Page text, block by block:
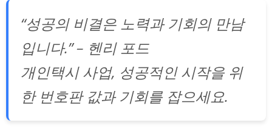
“성공의 비결은 노력과 기회의 만남
입니다.” – 헨리 포드
개인택시 사업, 성공적인 시작을 위
한 번호판 값과 기회를 잡으세요.